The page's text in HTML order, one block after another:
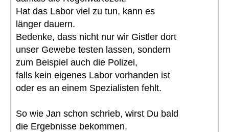
Hat das Labor viel zu tun, kann es
länger dauern.
Bedenke, dass nicht nur wir Gistler dort
unser Gewebe testen lassen, sondern
zum Beispiel auch die Polizei,
falls kein eigenes Labor vorhanden ist
oder es an einem Spezialisten fehlt.
So wie Jan schon schrieb, wirst Du bald
die Ergebnisse bekommen.